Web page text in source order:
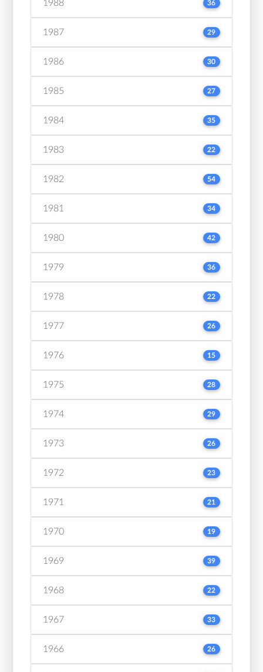
1988 36
1987 29
1986 30
1985 27
1984 35
1983 22
1982 54
1981 34
1980 42
1979 36
1978 22
1977 26
1976 15
1975 28
1974 29
1973 26
1972 23
1971 21
1970 19
1969 39
1968 22
1967 33
1966 26